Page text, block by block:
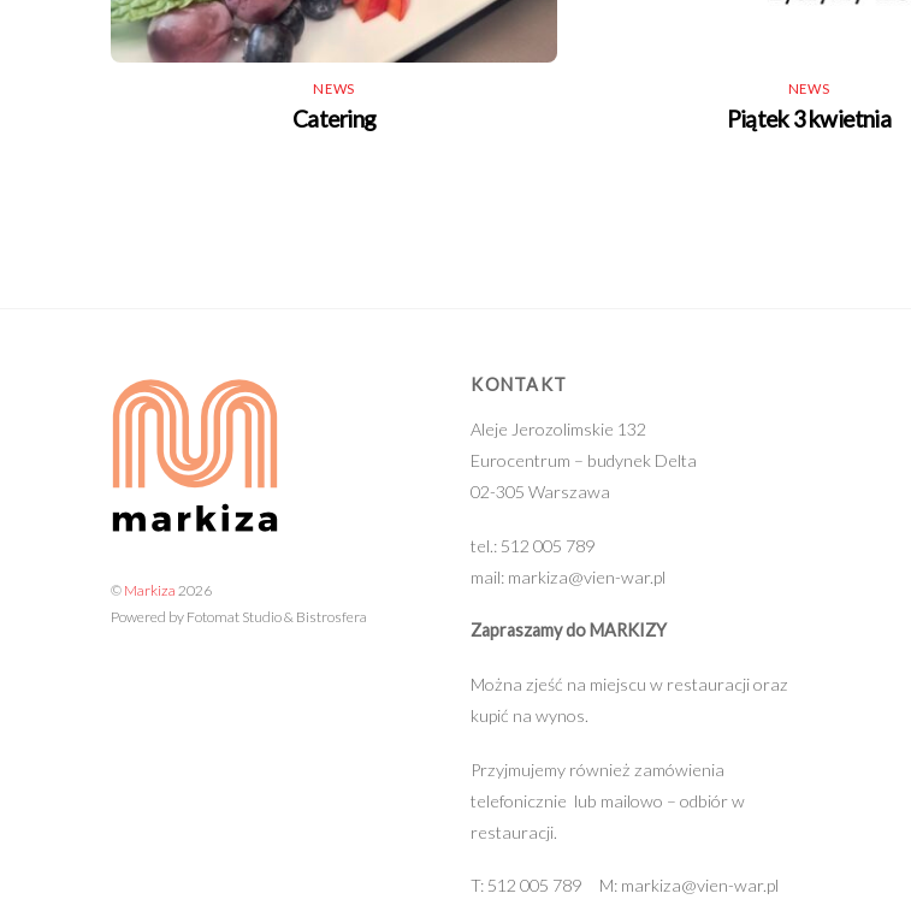
NEWS
Catering
NEWS
Piątek 3 kwietnia
© Markiza 2026
Powered by Fotomat Studio & Bistrosfera
KONTAKT
Aleje Jerozolimskie 132
Eurocentrum – budynek Delta
02-305 Warszawa
tel.: 512 005 789
mail: markiza@vien-war.pl
Zapraszamy do MARKIZY
Można zjeść na miejscu w restauracji oraz
kupić na wynos.
Przyjmujemy również zamówienia
telefonicznie lub mailowo – odbiór w
restauracji.
T: 512 005 789 M: markiza@vien-war.pl